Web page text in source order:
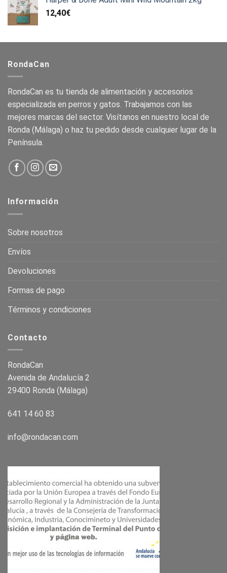
12,40€
RondaCan
RondaCan es tu tienda de alimentación y accesorios
especializada en perros y gatos. Trabajamos con las
mejores marcas del sector. Visítanos en nuestro local de
Ronda (Málaga) o haz tu pedido desde cualquier lugar de la
Península.
Información
Sobre nosotros
Envíos
Devoluciones
Formas de pago
Términos y condiciones
Contacto
RondaCan
Avenida de Andalucía 2
29400 Ronda (Málaga)
641 14 60 83
info@rondacan.com